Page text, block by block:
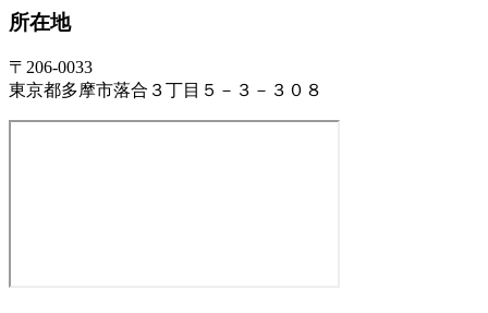
所在地
〒206-0033
東京都多摩市落合３丁目５－３－３０８